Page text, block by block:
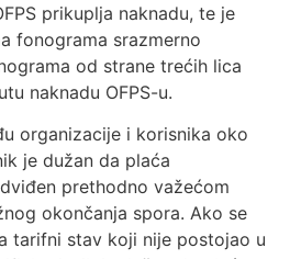
prikuplja naknadu, te je
fonograma srazmerno
od strane trećih lica
naknadu OFPS-u.
organizacije i korisnika oko
je dužan da plaća
prethodno važećom
okončanja spora. Ako se
tarifni stav koji nije postojao u